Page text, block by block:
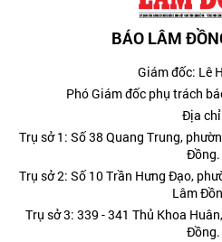
BÁO LÂM
Giám đốc: Lê
Phó Giám đốc phụ trách
Địa
Trụ sở 1: Số 38 Quang Trung,
Đồng.
Trụ sở 2: Số 10 Trần Hưng Đạo,
Lâm
Trụ sở 3: 339 - 341 Thủ Khoa
Đồng.